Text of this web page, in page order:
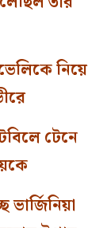
নিয়ে
টেনে